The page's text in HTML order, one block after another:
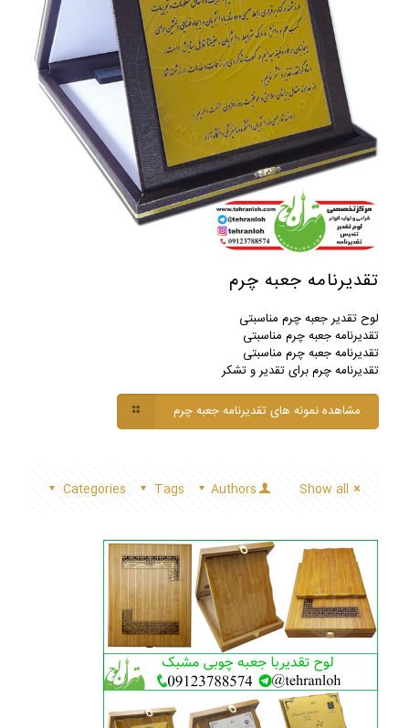
تقدیرنامه جعبه چرم
لوح تقدیر جعبه چرم مناسبتی
تقدیرنامه جعبه چرم مناسبتی
تقدیرنامه جعبه چرم مناسبتی
تقدیرنامه چرم برای تقدیر و تشکر
مشاهده نمونه های تقدیرنامه جعبه چرم
Categories Tags Authors Show all